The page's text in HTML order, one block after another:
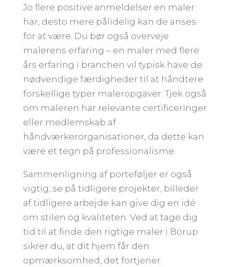
Jo flere positive anmeldelser en maler
har, desto mere pålidelig kan de anses
for at være. Du bør også overveje
malerens erfaring – en maler med flere
års erfaring i branchen vil typisk have de
nødvendige færdigheder til at håndtere
forskellige typer maleropgaver. Tjek også
om maleren har relevante certificeringer
eller medlemskab af
håndværkerorganisationer, da dette kan
være et tegn på professionalisme.
Sammenligning af porteføljer er også
vigtig; se på tidligere projekter, billeder
af tidligere arbejde kan give dig en idé
om stilen og kvaliteten. Ved at tage dig
tid til at finde den rigtige maler i Borup
sikrer du, at dit hjem får den
opmærksomhed, det fortjener.